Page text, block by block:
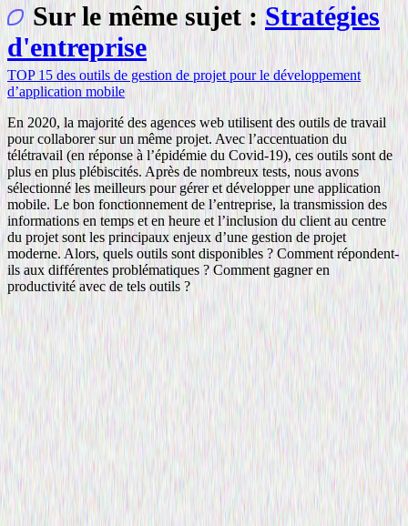
Sur le même sujet : Stratégies
d'entreprise
TOP 15 des outils de gestion de projet pour le développement
d’application mobile
En 2020, la majorité des agences web utilisent des outils de travail
pour collaborer sur un même projet. Avec l’accentuation du
télétravail (en réponse à l’épidémie du Covid-19), ces outils sont de
plus en plus plébiscités. Après de nombreux tests, nous avons
sélectionné les meilleurs pour gérer et développer une application
mobile. Le bon fonctionnement de l’entreprise, la transmission des
informations en temps et en heure et l’inclusion du client au centre
du projet sont les principaux enjeux d’une gestion de projet
moderne. Alors, quels outils sont disponibles ? Comment répondent-
ils aux différentes problématiques ? Comment gagner en
productivité avec de tels outils ?